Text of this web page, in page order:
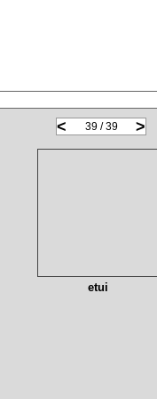
< >
39 / 39
etui